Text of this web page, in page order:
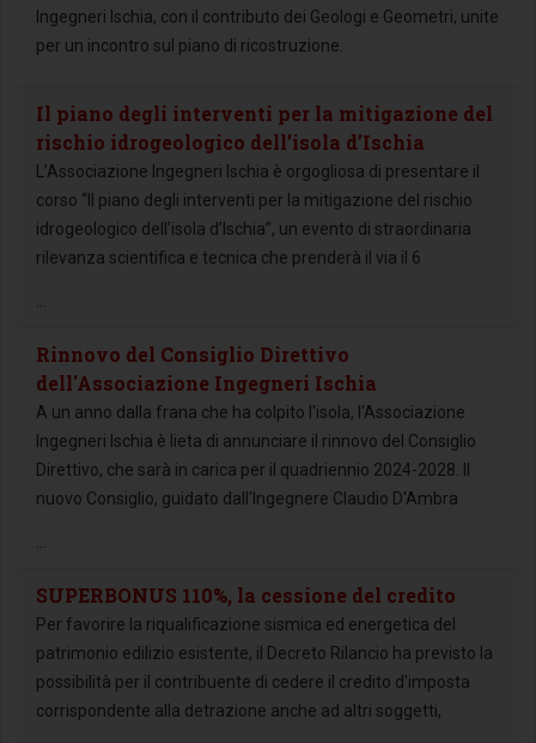
Ingegneri Ischia, con il contributo dei Geologi e Geometri, unite
per un incontro sul piano di ricostruzione.
Il piano degli interventi per la mitigazione del
rischio idrogeologico dell’isola d’Ischia
L’Associazione Ingegneri Ischia è orgogliosa di presentare il
corso “Il piano degli interventi per la mitigazione del rischio
idrogeologico dell’isola d’Ischia”, un evento di straordinaria
rilevanza scientifica e tecnica che prenderà il via il 6
...
Rinnovo del Consiglio Direttivo
dell'Associazione Ingegneri Ischia
A un anno dalla frana che ha colpito l'isola, l'Associazione
Ingegneri Ischia è lieta di annunciare il rinnovo del Consiglio
Direttivo, che sarà in carica per il quadriennio 2024-2028. Il
nuovo Consiglio, guidato dall'Ingegnere Claudio D'Ambra
...
SUPERBONUS 110%, la cessione del credito
Per favorire la riqualificazione sismica ed energetica del
patrimonio edilizio esistente, il Decreto Rilancio ha previsto la
possibilità per il contribuente di cedere il credito d'imposta
corrispondente alla detrazione anche ad altri soggetti,